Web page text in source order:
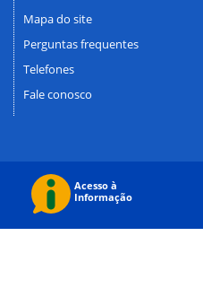
Mapa do site
Perguntas frequentes
Telefones
Fale conosco